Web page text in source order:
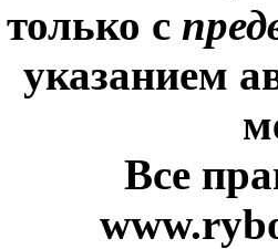
только с
указанием
Все